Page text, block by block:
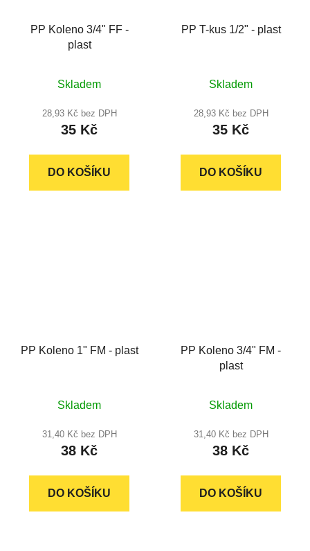
PP Koleno 3/4" FF -
plast
Skladem
28,93 Kč bez DPH
35 Kč
DO KOŠÍKU
PP T-kus 1/2" - plast
Skladem
28,93 Kč bez DPH
35 Kč
DO KOŠÍKU
PP Koleno 1" FM - plast
Skladem
31,40 Kč bez DPH
38 Kč
DO KOŠÍKU
PP Koleno 3/4" FM -
plast
hodnocení
produktu
je
z
Skladem
31,40 Kč bez DPH
38 Kč
DO KOŠÍKU